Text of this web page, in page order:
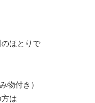
ほとりで
物付き）
は